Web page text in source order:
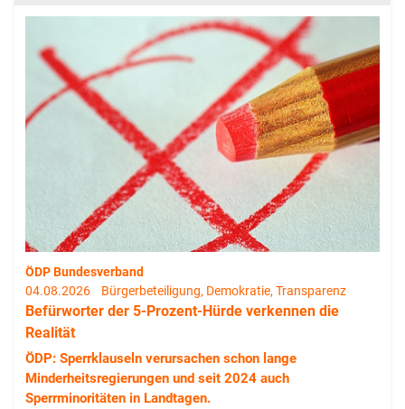
ÖDP Bundesverband
04.08.2026
Bürgerbeteiligung, Demokratie, Transparenz
Befürworter der 5-Prozent-Hürde verkennen die
Realität
ÖDP: Sperrklauseln verursachen schon lange
Minderheitsregierungen und seit 2024 auch
Sperrminoritäten in Landtagen.